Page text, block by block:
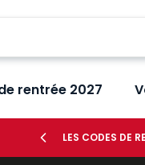
rentrée 2027
LES CODES DE